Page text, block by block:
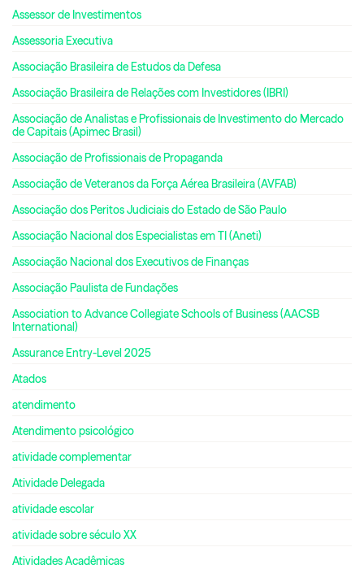
Assessor de Investimentos
Assessoria Executiva
Associação Brasileira de Estudos da Defesa
Associação Brasileira de Relações com Investidores (IBRI)
Associação de Analistas e Profissionais de Investimento do Mercado
de Capitais (Apimec Brasil)
Associação de Profissionais de Propaganda
Associação de Veteranos da Força Aérea Brasileira (AVFAB)
Associação dos Peritos Judiciais do Estado de São Paulo
Associação Nacional dos Especialistas em TI (Aneti)
Associação Nacional dos Executivos de Finanças
Associação Paulista de Fundações
Association to Advance Collegiate Schools of Business (AACSB
International)
Assurance Entry-Level 2025
Atados
atendimento
Atendimento psicológico
atividade complementar
Atividade Delegada
atividade escolar
atividade sobre século XX
Atividades Acadêmicas